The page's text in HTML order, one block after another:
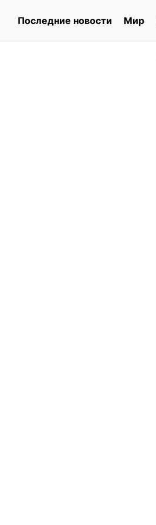
Последние новости Мир